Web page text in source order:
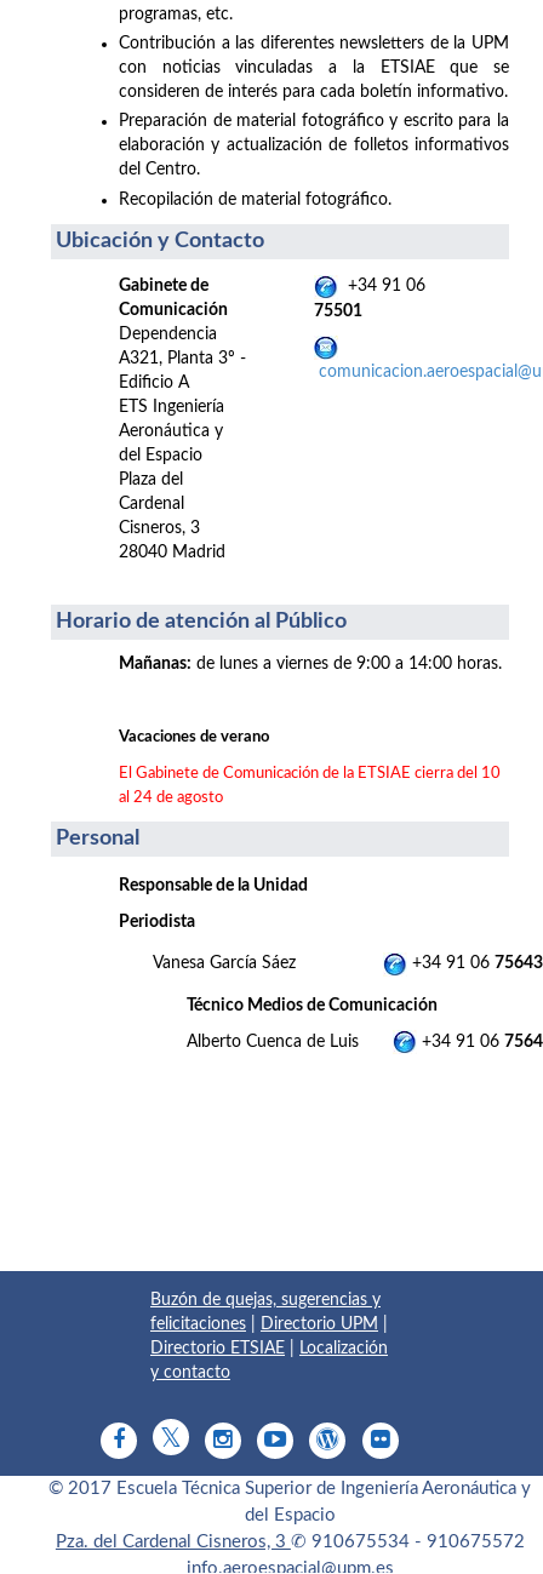
programas, etc.
Contribución a las diferentes newsletters de la UPM
con noticias vinculadas a la ETSIAE que se
consideren de interés para cada boletín informativo.
Preparación de material fotográfico y escrito para la
elaboración y actualización de folletos informativos
del Centro.
Recopilación de material fotográfico.
Ubicación y Contacto
Gabinete de
Comunicación
Dependencia
A321, Planta 3º -
Edificio A
ETS Ingeniería
Aeronáutica y
del Espacio
Plaza del
Cardenal
Cisneros, 3
28040 Madrid
+34 91 06
75501
Horario de atención al Público
Mañanas: de lunes a viernes de 9:00 a 14:00 horas.
Vacaciones de verano
El Gabinete de Comunicación de la ETSIAE cierra del 10
al 24 de agosto
Personal
Responsable de la Unidad
Periodista
Vanesa García Sáez +34 91 06 75643
Técnico Medios de Comunicación
Alberto Cuenca de Luis +34 91 06
Buzón de quejas, sugerencias y
felicitaciones
Directorio UPM
Directorio ETSIAE
Localización
y contacto
© 2017 Escuela Técnica Superior de Ingeniería Aeronáutica y
del Espacio
Pza. del Cardenal Cisneros, 3 ✆ 910675534 - 910675572
info.aeroespacial@upm.es